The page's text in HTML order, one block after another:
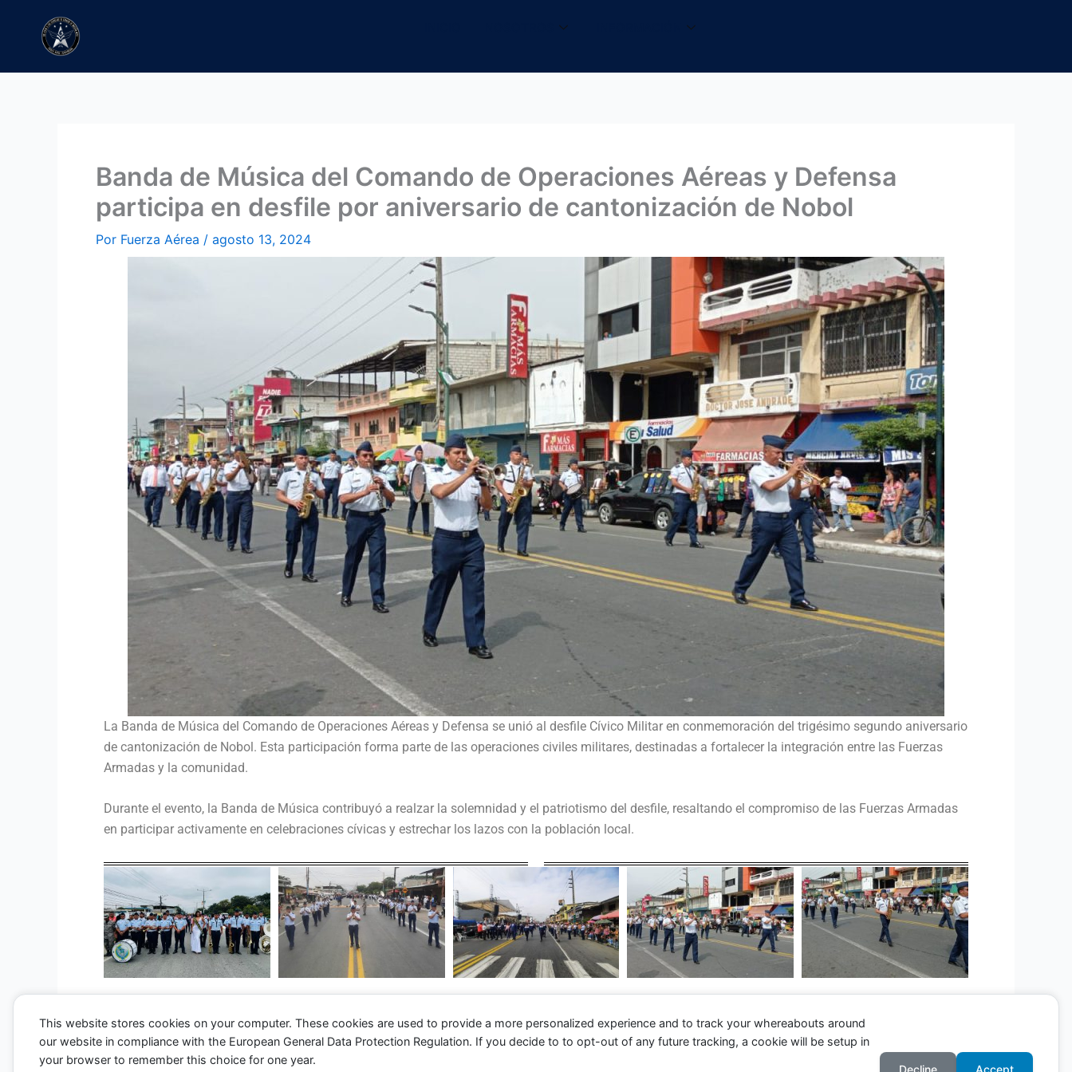
contenido
Banda de Música del Comando de Operaciones Aéreas y Defensa
participa en desfile por aniversario de cantonización de Nobol
Por Fuerza Aérea / agosto 13, 2024
La Banda de Música del Comando de Operaciones Aéreas y Defensa se unió al desfile Cívico Militar en conmemoración del trigésimo segundo aniversario
de cantonización de Nobol. Esta participación forma parte de las operaciones civiles militares, destinadas a fortalecer la integración entre las Fuerzas
Armadas y la comunidad.
Durante el evento, la Banda de Música contribuyó a realzar la solemnidad y el patriotismo del desfile, resaltando el compromiso de las Fuerzas Armadas
en participar activamente en celebraciones cívicas y estrechar los lazos con la población local.
←Entrada anterior Entrada siguiente
This website stores cookies on your computer. These cookies are used to provide a more personalized experience and to track your whereabouts around
our website in compliance with the European General Data Protection Regulation. If you decide to to opt-out of any future tracking, a cookie will be setup in
your browser to remember this choice for one year.
Decline Accept